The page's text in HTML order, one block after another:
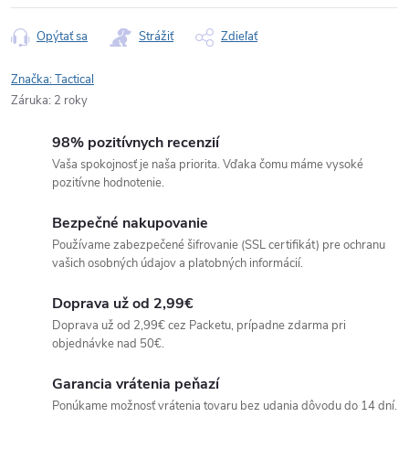
Opýtať sa Strážiť Zdieľať
Značka:Tactical
Záruka: 2 roky
98% pozitívnych recenzií
Vaša spokojnosť je naša priorita. Vďaka čomu máme vysoké
pozitívne hodnotenie.
Bezpečné nakupovanie
Používame zabezpečené šifrovanie (SSL certifikát) pre ochranu
vašich osobných údajov a platobných informácií.
Doprava už od 2,99€
Doprava už od 2,99€ cez Packetu, prípadne zdarma pri
objednávke nad 50€.
Garancia vrátenia peňazí
Ponúkame možnosť vrátenia tovaru bez udania dôvodu do 14 dní.